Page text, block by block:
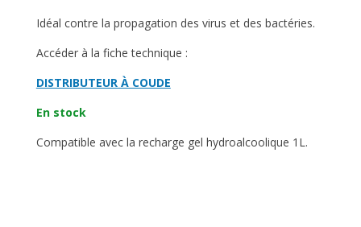
Idéal contre la propagation des virus et des bactéries.
Accéder à la fiche technique :
DISTRIBUTEUR À COUDE
En stock
Compatible avec la recharge gel hydroalcoolique 1L.